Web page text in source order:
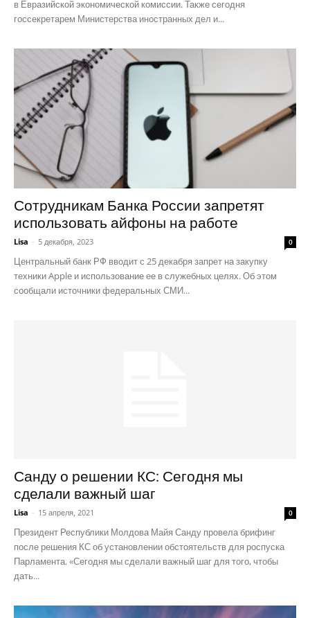
в Евразийской экономической комиссии. Также сегодня
госсекретарем Министерства иностранных дел и...
Сотрудникам Банка России запретят
использовать айфоны на работе
Lisa - 5 декабря, 2023 0
Центральный банк РФ вводит с 25 декабря запрет на закупку
техники Apple и использование ее в служебных целях. Об этом
сообщали источники федеральных СМИ...
Санду о решении КС: Сегодня мы
сделали важный шаг
Lisa - 15 апреля, 2021 0
Президент Республики Молдова Майя Санду провела брифинг
после решения КС об установлении обстоятельств для роспуска
Парламента. «Сегодня мы сделали важный шаг для того, чтобы
дать...